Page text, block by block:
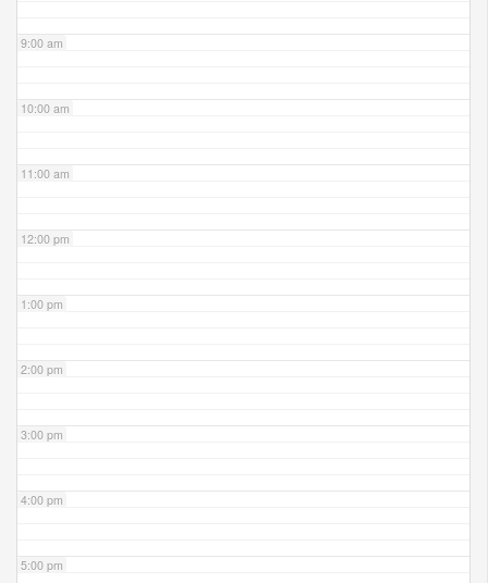
9:00 am
10:00 am
11:00 am
12:00 pm
1:00 pm
2:00 pm
3:00 pm
4:00 pm
5:00 pm